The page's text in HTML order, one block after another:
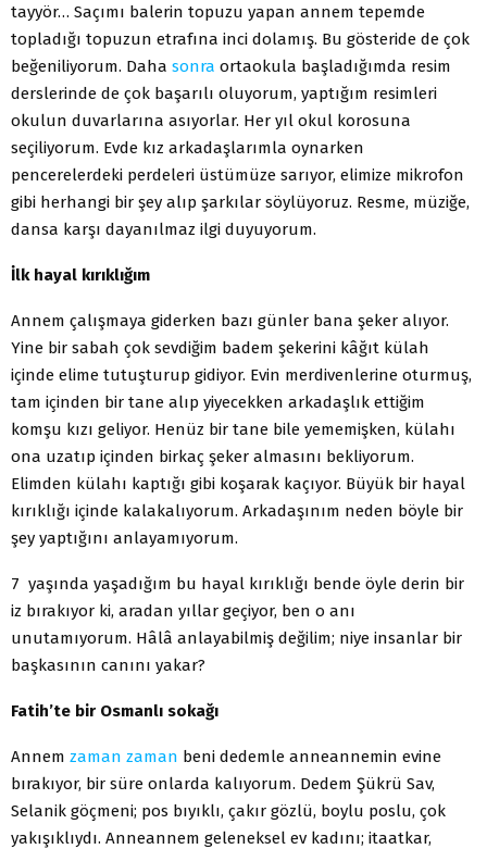
tayyör… Saçımı balerin topuzu yapan annem tepemde
topladığı topuzun etrafına inci dolamış. Bu gösteride de çok
beğeniliyorum. Daha sonra ortaokula başladığımda resim
derslerinde de çok başarılı oluyorum, yaptığım resimleri
okulun duvarlarına asıyorlar. Her yıl okul korosuna
seçiliyorum. Evde kız arkadaşlarımla oynarken
pencerelerdeki perdeleri üstümüze sarıyor, elimize mikrofon
gibi herhangi bir şey alıp şarkılar söylüyoruz. Resme, müziğe,
dansa karşı dayanılmaz ilgi duyuyorum.
İlk hayal kırıklığım
Annem çalışmaya giderken bazı günler bana şeker alıyor.
Yine bir sabah çok sevdiğim badem şekerini kâğıt külah
içinde elime tutuşturup gidiyor. Evin merdivenlerine oturmuş,
tam içinden bir tane alıp yiyecekken arkadaşlık ettiğim
komşu kızı geliyor. Henüz bir tane bile yememişken, külahı
ona uzatıp içinden birkaç şeker almasını bekliyorum.
Elimden külahı kaptığı gibi koşarak kaçıyor. Büyük bir hayal
kırıklığı içinde kalakalıyorum. Arkadaşınım neden böyle bir
şey yaptığını anlayamıyorum.
7 yaşında yaşadığım bu hayal kırıklığı bende öyle derin bir
iz bırakıyor ki, aradan yıllar geçiyor, ben o anı
unutamıyorum. Hâlâ anlayabilmiş değilim; niye insanlar bir
başkasının canını yakar?
Fatih’te bir Osmanlı sokağı
Annem zaman zaman beni dedemle anneannemin evine
bırakıyor, bir süre onlarda kalıyorum. Dedem Şükrü Sav,
Selanik göçmeni; pos bıyıklı, çakır gözlü, boylu poslu, çok
yakışıklıydı. Anneannem geleneksel ev kadını; itaatkar,